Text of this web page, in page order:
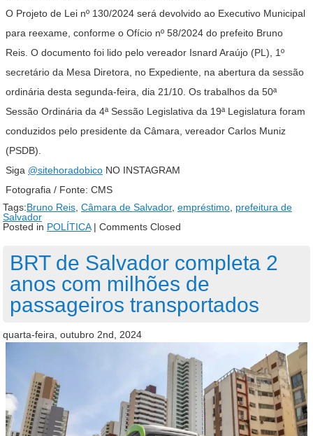
O Projeto de Lei nº 130/2024 será devolvido ao Executivo Municipal
para reexame, conforme o Ofício nº 58/2024 do prefeito Bruno
Reis. O documento foi lido pelo vereador Isnard Araújo (PL), 1º
secretário da Mesa Diretora, no Expediente, na abertura da sessão
ordinária desta segunda-feira, dia 21/10. Os trabalhos da 50ª
Sessão Ordinária da 4ª Sessão Legislativa da 19ª Legislatura foram
conduzidos pelo presidente da Câmara, vereador Carlos Muniz
(PSDB).
Siga @sitehoradobico NO INSTAGRAM
Fotografia / Fonte: CMS
Tags:Bruno Reis Câmara de Salvador, empréstimo prefeitura de
Salvador
Posted in POLÍTICA| Comments Closed
BRT de Salvador completa 2
anos com milhões de
passageiros transportados
quarta-feira, outubro 2nd, 2024